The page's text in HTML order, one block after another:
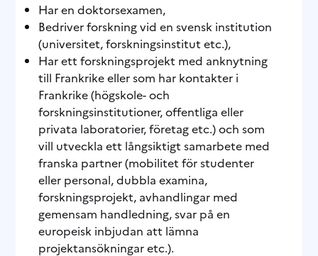
Har en doktorsexamen,
Bedriver forskning vid en svensk institution
(universitet, forskningsinstitut etc.),
Har ett forskningsprojekt med anknytning
till Frankrike eller som har kontakter i
Frankrike (högskole- och
forskningsinstitutioner, offentliga eller
privata laboratorier, företag etc.) och som
vill utveckla ett långsiktigt samarbete med
franska partner (mobilitet för studenter
eller personal, dubbla examina,
forskningsprojekt, avhandlingar med
gemensam handledning, svar på en
europeisk inbjudan att lämna
projektansökningar etc.).